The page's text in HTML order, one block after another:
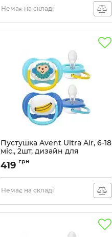
Немає на складі
Пустушка Avent Ultra Air, 6-18
міс., 2шт, дизайн для
хлопчиків.
Артикул:
419 грн
Немає на складі